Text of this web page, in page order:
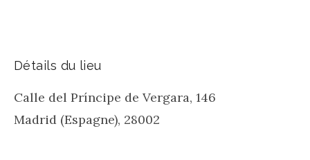
Détails du lieu
Calle del Príncipe de Vergara, 146
Madrid (Espagne), 28002